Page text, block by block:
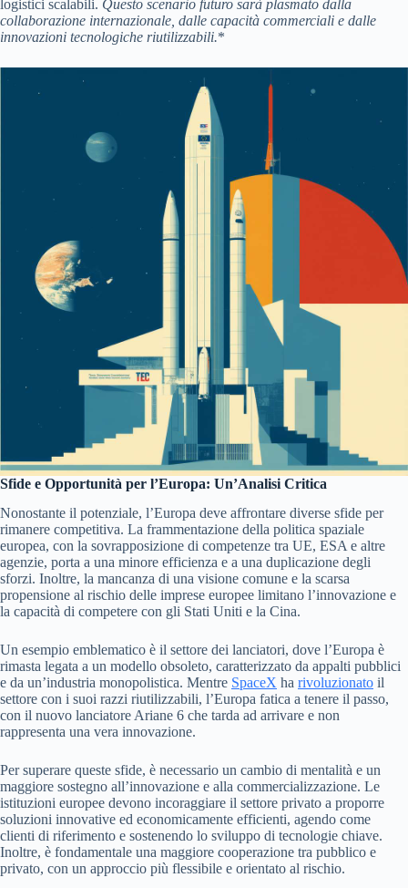
logistici scalabili. Questo scenario futuro sarà plasmato dalla
collaborazione internazionale, dalle capacità commerciali e dalle
innovazioni tecnologiche riutilizzabili.*
Sfide e Opportunità per l’Europa: Un’Analisi Critica
Nonostante il potenziale, l’Europa deve affrontare diverse sfide per
rimanere competitiva. La frammentazione della politica spaziale
europea, con la sovrapposizione di competenze tra UE, ESA e altre
agenzie, porta a una minore efficienza e a una duplicazione degli
sforzi. Inoltre, la mancanza di una visione comune e la scarsa
propensione al rischio delle imprese europee limitano l’innovazione e
la capacità di competere con gli Stati Uniti e la Cina.
Un esempio emblematico è il settore dei lanciatori, dove l’Europa è
rimasta legata a un modello obsoleto, caratterizzato da appalti pubblici
e da un’industria monopolistica. Mentre SpaceX ha rivoluzionato il
settore con i suoi razzi riutilizzabili, l’Europa fatica a tenere il passo,
con il nuovo lanciatore Ariane 6 che tarda ad arrivare e non
rappresenta una vera innovazione.
Per superare queste sfide, è necessario un cambio di mentalità e un
maggiore sostegno all’innovazione e alla commercializzazione. Le
istituzioni europee devono incoraggiare il settore privato a proporre
soluzioni innovative ed economicamente efficienti, agendo come
clienti di riferimento e sostenendo lo sviluppo di tecnologie chiave.
Inoltre, è fondamentale una maggiore cooperazione tra pubblico e
privato, con un approccio più flessibile e orientato al rischio.